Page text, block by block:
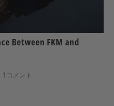
Between FKM and
1コメント